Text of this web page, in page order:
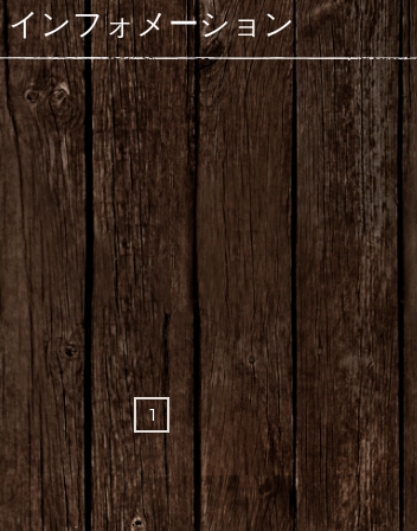
インフォメーション
1